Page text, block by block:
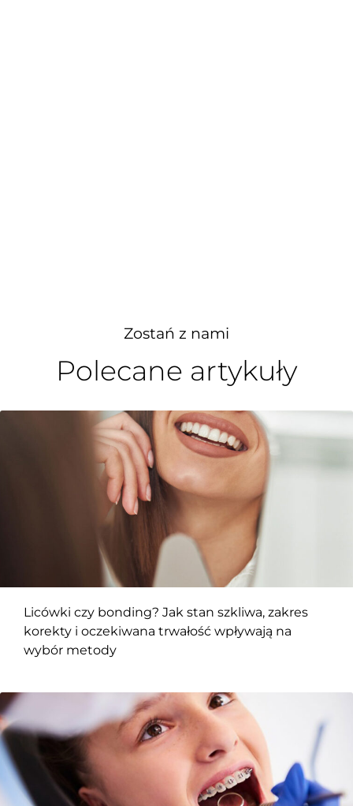
Zostań z nami
Polecane artykuły
Licówki czy bonding? Jak stan szkliwa, zakres
korekty i oczekiwana trwałość wpływają na
wybór metody